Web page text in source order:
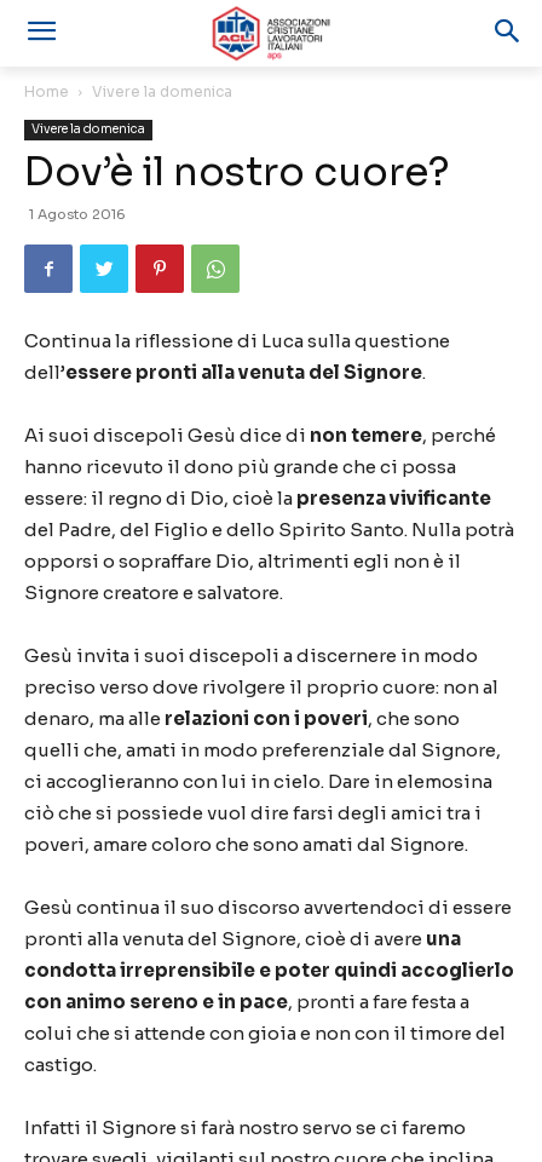
Home Vivere la domenica
Vivere la domenica
Dov’è il nostro cuore?
1 Agosto 2016
Continua la riflessione di Luca sulla questione
dell’essere pronti alla venuta del Signore.
Ai suoi discepoli Gesù dice di non temere, perché
hanno ricevuto il dono più grande che ci possa
essere: il regno di Dio, cioè la presenza vivificante
del Padre, del Figlio e dello Spirito Santo. Nulla potrà
opporsi o sopraffare Dio, altrimenti egli non è il
Signore creatore e salvatore.
Gesù invita i suoi discepoli a discernere in modo
preciso verso dove rivolgere il proprio cuore: non al
denaro, ma alle relazioni con i poveri, che sono
quelli che, amati in modo preferenziale dal Signore,
ci accoglieranno con lui in cielo. Dare in elemosina
ciò che si possiede vuol dire farsi degli amici tra i
poveri, amare coloro che sono amati dal Signore.
Gesù continua il suo discorso avvertendoci di essere
pronti alla venuta del Signore, cioè di avere una
condotta irreprensibile e poter quindi accoglierlo
con animo sereno e in pace, pronti a fare festa a
colui che si attende con gioia e non con il timore del
castigo.
Infatti il Signore si farà nostro servo se ci faremo